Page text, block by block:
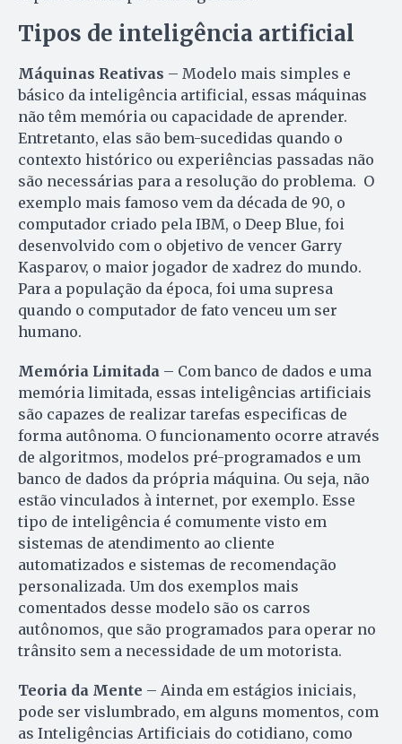
Tipos de inteligência artificial
Máquinas Reativas – Modelo mais simples e
básico da inteligência artificial, essas máquinas
não têm memória ou capacidade de aprender.
Entretanto, elas são bem-sucedidas quando o
contexto histórico ou experiências passadas não
são necessárias para a resolução do problema. O
exemplo mais famoso vem da década de 90, o
computador criado pela IBM, o Deep Blue, foi
desenvolvido com o objetivo de vencer Garry
Kasparov, o maior jogador de xadrez do mundo.
Para a população da época, foi uma supresa
quando o computador de fato venceu um ser
humano.
Memória Limitada – Com banco de dados e uma
memória limitada, essas inteligências artificiais
são capazes de realizar tarefas especificas de
forma autônoma. O funcionamento ocorre através
de algoritmos, modelos pré-programados e um
banco de dados da própria máquina. Ou seja, não
estão vinculados à internet, por exemplo. Esse
tipo de inteligência é comumente visto em
sistemas de atendimento ao cliente
automatizados e sistemas de recomendação
personalizada. Um dos exemplos mais
comentados desse modelo são os carros
autônomos, que são programados para operar no
trânsito sem a necessidade de um motorista.
Teoria da Mente – Ainda em estágios iniciais,
pode ser vislumbrado, em alguns momentos, com
as Inteligências Artificiais do cotidiano, como